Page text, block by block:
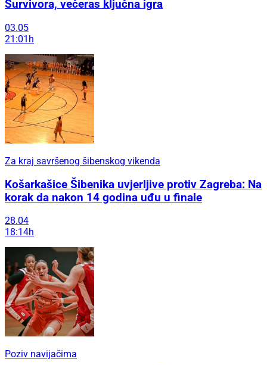
Survivora, večeras ključna igra
03.05
21:01h
Za kraj savršenog šibenskog vikenda
Košarkašice Šibenika uvjerljive protiv Zagreba: Na
korak da nakon 14 godina uđu u finale
28.04
18:14h
Poziv navijačima